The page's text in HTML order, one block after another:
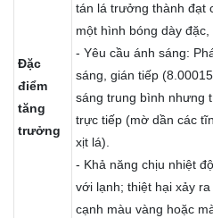
Đặc
điểm
tăng
trưởng
tán lá trưởng thành đạt
một hình bóng dày đặc,
- Yêu cầu ánh sáng:
sáng, gián tiếp
sáng trung bình nhưng
trực tiếp (mờ dần các
xịt lá).
- Khả năng chịu nhiệt
với lạnh; thiệt hại xảy
cạnh màu vàng hoặc